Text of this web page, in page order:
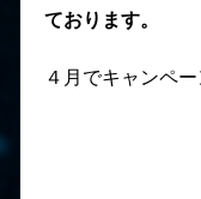
ております。
４月でキャンペ